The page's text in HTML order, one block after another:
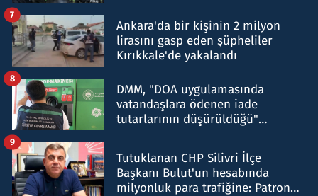
Ankara'da bir kişinin 2 milyon
lirasını gasp eden şüpheliler
Kırıkkale'de yakalandı
7
DMM, "DOA uygulamasında
vatandaşlara ödenen iade
tutarlarının düşürüldüğü"
8
Tutuklanan CHP Silivri İlçe
Başkanı Bulut'un hesabında
milyonluk para trafiğine: Patron
9